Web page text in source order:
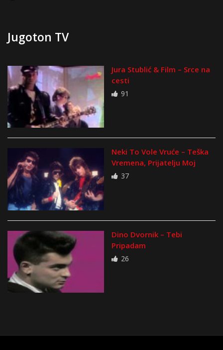
Jugoton TV
Jura Stublić & Film – Srce na
cesti
91
Neki To Vole Vruće – Teška
Vremena, Prijatelju Moj
37
Dino Dvornik – Tebi
Pripadam
26